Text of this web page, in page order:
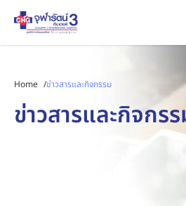
Home /ข่าวสารและกิจกรรม
ข่าวสารและกิจกร